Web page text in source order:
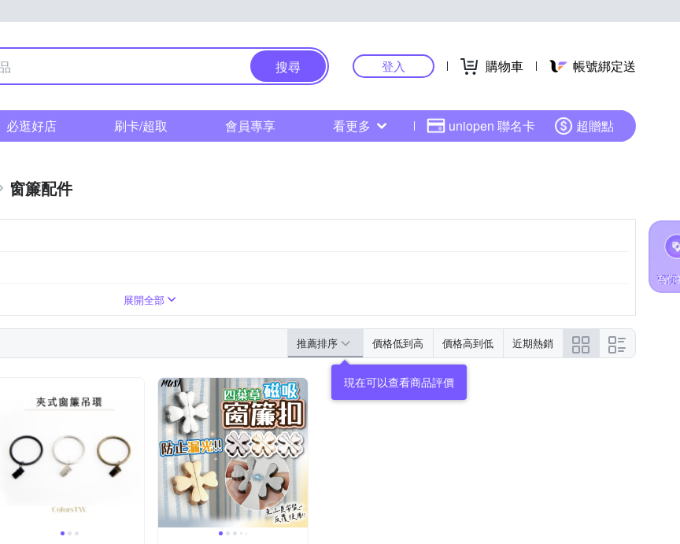
搜尋 登入 購物車 帳號綁定送
必逛好店 刷卡/超取 會員專享 看更多 uniopen 聯名卡 超贈點
窗簾配件
展開全部
推薦排序 價格低到高 價格高到低 近期熱銷